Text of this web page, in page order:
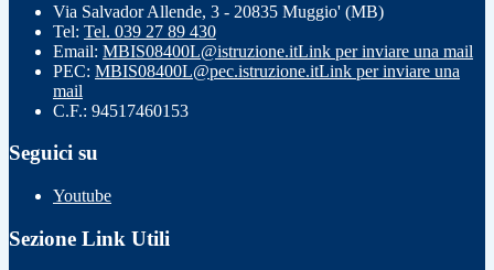
Via Salvador Allende, 3 - 20835 Muggio' (MB)
Tel: Tel. 039 27 89 430
Email: MBIS08400L@istruzione.itLink per inviare una mail
PEC: MBIS08400L@pec.istruzione.itLink per inviare una
mail
C.F.: 94517460153
Seguici su
Youtube
Sezione Link Utili